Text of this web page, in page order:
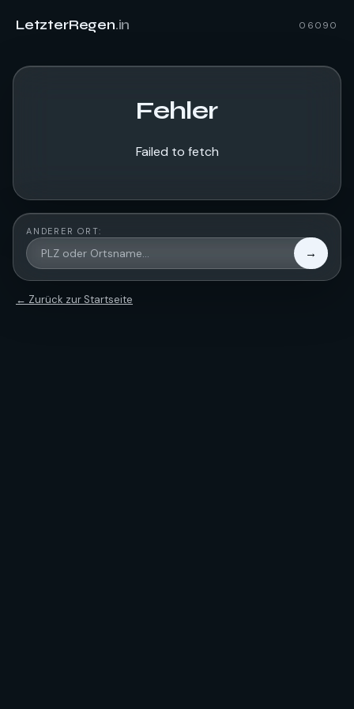
LetzterRegen.in 06090
Fehler
Failed to fetch
ANDERER ORT:
→
← Zurück zur Startseite